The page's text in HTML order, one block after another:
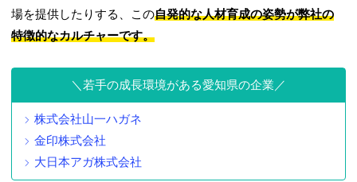
場を提供したりする、この自発的な人材育成の姿勢が弊社の
特徴的なカルチャーです。
若手の成長環境がある愛知県の企業
株式会社山一ハガネ
金印株式会社
大日本アガ株式会社